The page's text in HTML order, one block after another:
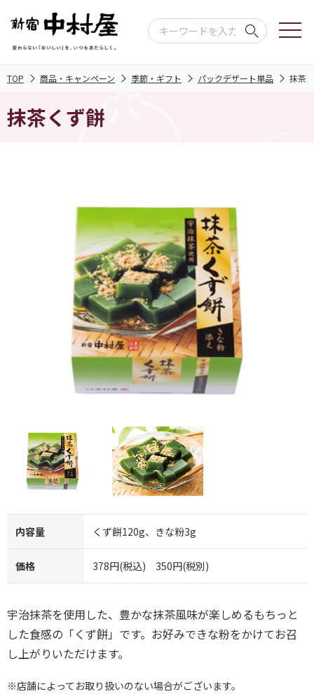
TOP 商品・キャンペーン 季節・ギフト パックデザート単品 抹茶
抹茶くず餅
内容量 くず餅120g、きな粉3g
価格 378円(税込) 350円(税別)
宇治抹茶を使用した、豊かな抹茶風味が楽しめるもちっと
した食感の「くず餅」です。お好みできな粉をかけてお召
し上がりいただけます。
※店舗によってお取り扱いのない場合がございます。